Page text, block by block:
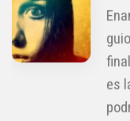
es